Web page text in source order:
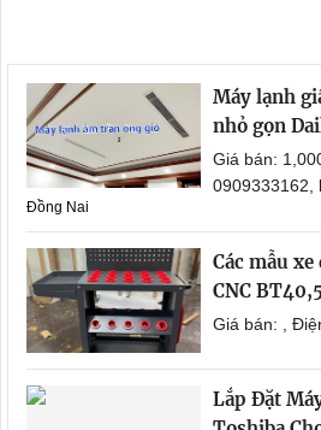
Máy lạnh
nhỏ gọn
Giá bán:
0909333162,
Đồng Nai
Các mẫu
CNC
Giá bán: ,
Lắp Đặt